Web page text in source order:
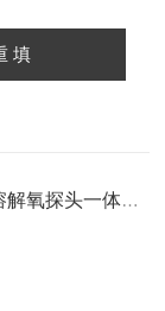
一体化膜头组件